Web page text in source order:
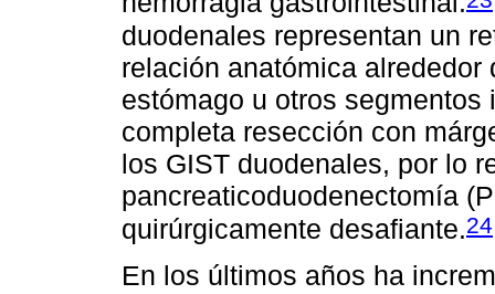
duodenales representan un
relación anatómica
estómago u otros
completa resección con
los GIST duodenales, por lo
pancreaticoduodenectomía
quirúrgicamente desafiante.24
En los últimos años ha